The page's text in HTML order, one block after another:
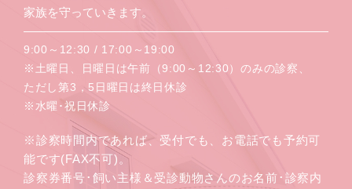
家族を守っていきます。
9:00～12:30 / 17:00～19:00
※土曜日、日曜日は午前（9:00～12:30）のみの診察、
ただし第3，5日曜日は終日休診
※水曜･祝日休診
※診察時間内であれば、受付でも、お電話でも予約可
能です(FAX不可)。
診察券番号･飼い主様＆受診動物さんのお名前･診察内